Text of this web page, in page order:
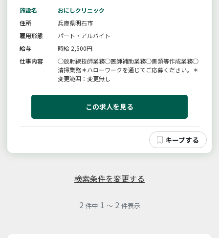
施設名
おにしクリニック
住所
兵庫県明石市
雇用形態
パート・アルバイト
給与
時給 2,500円
仕事内容
○放射線技師業務○医師補助業務○書類等作成業務○
清掃業務＊ハローワークを通じてご応募ください。＊
変更範囲：変更無し
この求人を見る
検索条件を変更する
2 件中 1 ～ 2 件表示